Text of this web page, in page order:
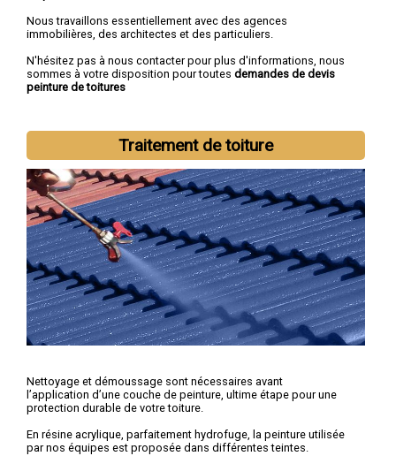
Nous travaillons essentiellement avec des agences
immobilières, des architectes et des particuliers.
N'hésitez pas à nous contacter pour plus d'informations, nous
sommes à votre disposition pour toutes demandes de devis
peinture de toitures
Traitement de toiture
Nettoyage et démoussage sont nécessaires avant
l’application d’une couche de peinture, ultime étape pour une
protection durable de votre toiture.
En résine acrylique, parfaitement hydrofuge, la peinture utilisée
par nos équipes est proposée dans différentes teintes.